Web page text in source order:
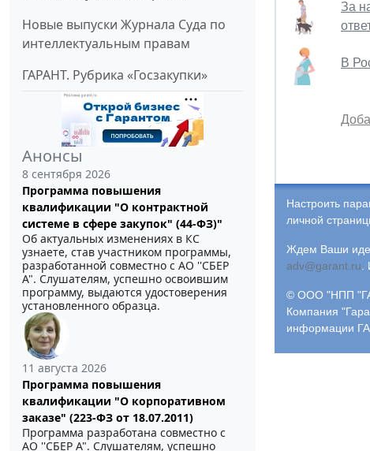
Новые выпуски Журнала Суда по
интеллектуальным правам
ГАРАНТ. Рубрика «Госзакупки»
Анонсы
8 сентября 2026
Программа повышения
квалификации "О контрактной
системе в сфере закупок" (44-ФЗ)"
Об актуальных изменениях в КС
узнаете, став участником программы,
разработанной совместно с АО ''СБЕР
А". Слушателям, успешно освоившим
программу, выдаются удостоверения
установленного образца.
11 августа 2026
Программа повышения
квалификации "О корпоративном
заказе" (223-ФЗ от 18.07.2011)
Программа разработана совместно с
АО ''СБЕР А". Слушателям, успешно
За
В
Настроить
личной
Ждем Ваши
adv@garant.ru
© ООО "НПП
Компания
информации